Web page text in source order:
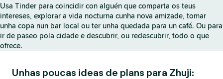
Usa Tinder para coincidir con alguén que comparta os teus
intereses, explorar a vida nocturna cunha nova amizade, tomar
unha copa nun bar local ou ter unha quedada para un café. Ou para
ir de paseo pola cidade e descubrir, ou redescubrir, todo o que
ofrece.
Unhas poucas ideas de plans para Zhuji: